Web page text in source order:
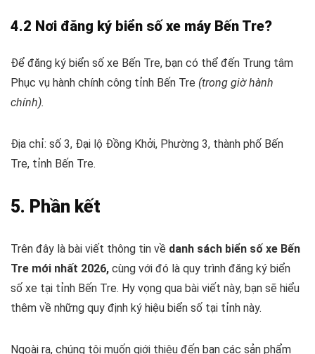
4.2 Nơi đăng ký biển số xe máy Bến Tre?
Để đăng ký biển số xe Bến Tre, bạn có thể đến Trung tâm
Phục vụ hành chính công tỉnh Bến Tre (trong giờ hành
chính).
Địa chỉ: số 3, Đại lộ Đồng Khởi, Phường 3, thành phố Bến
Tre, tỉnh Bến Tre.
5. Phần kết
Trên đây là bài viết thông tin về danh sách biển số xe Bến
Tre mới nhất 2026, cùng với đó là quy trình đăng ký biển
số xe tại tỉnh Bến Tre. Hy vọng qua bài viết này, bạn sẽ hiểu
thêm về những quy định ký hiệu biển số tại tỉnh này.
Ngoài ra, chúng tôi muốn giới thiệu đến bạn các sản phẩm